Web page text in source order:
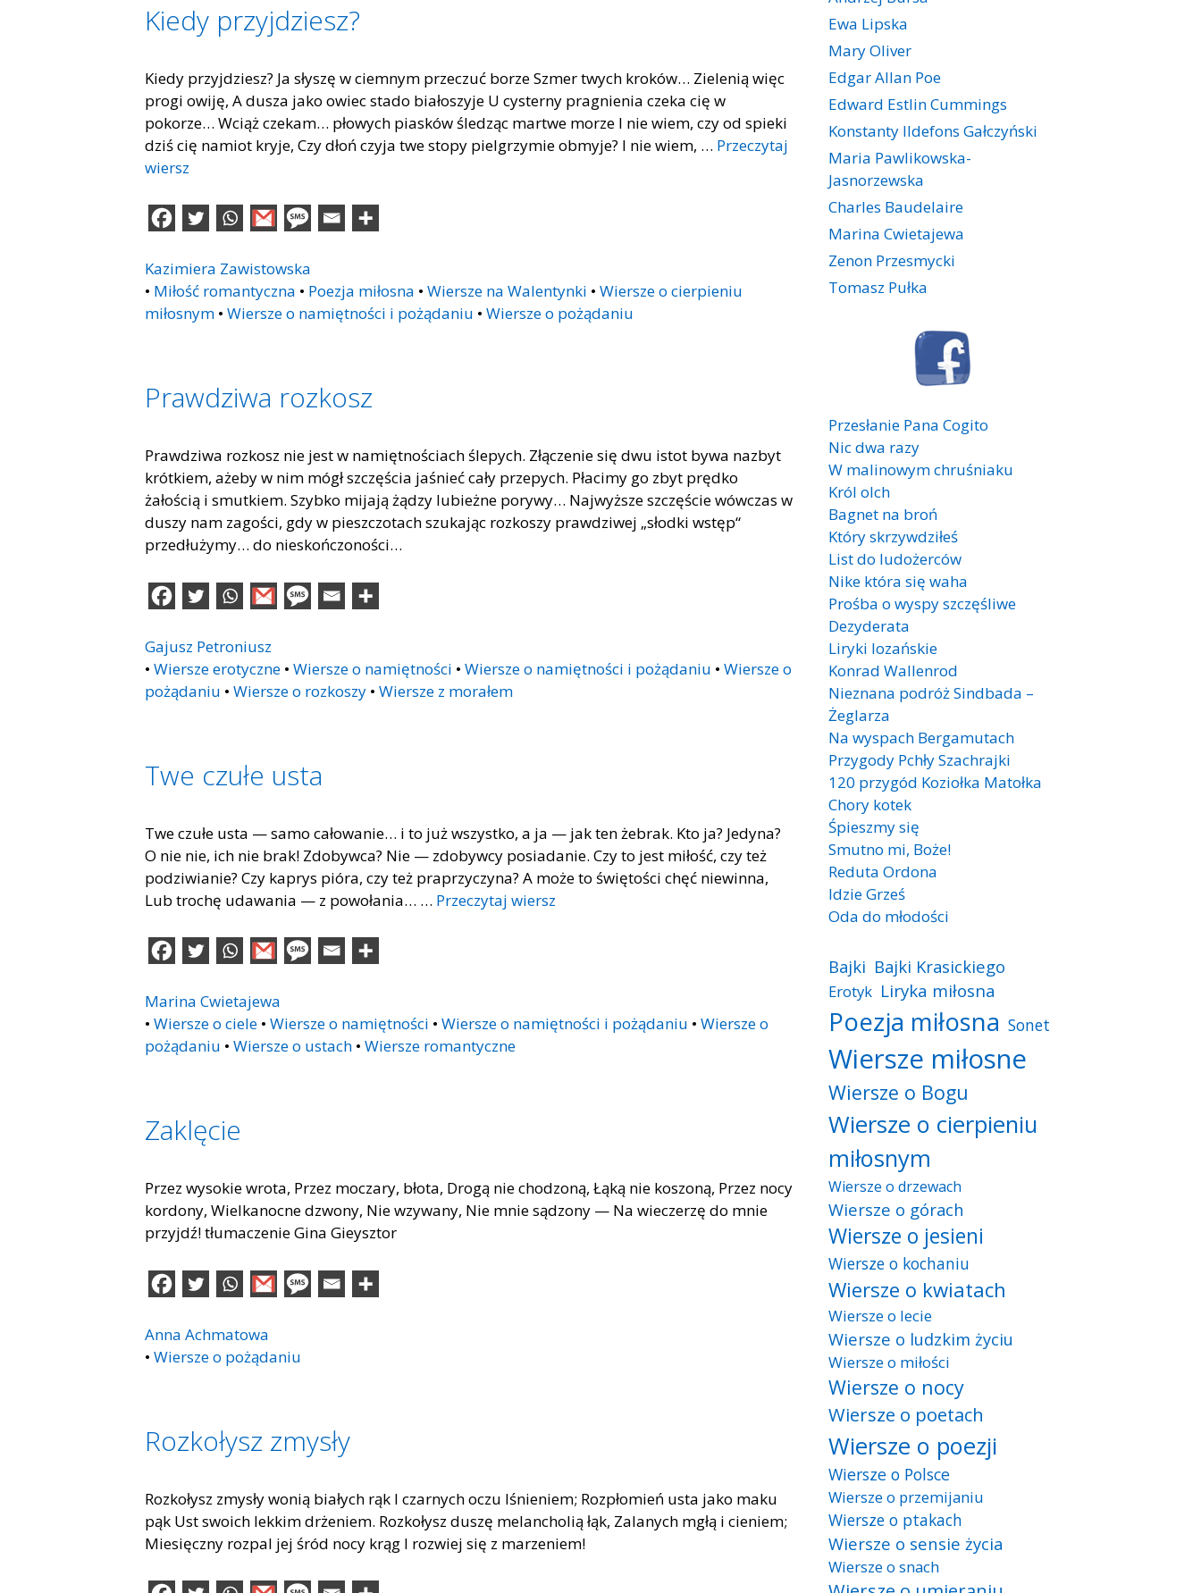
Kiedy przyjdziesz?
Kiedy przyjdziesz? Ja słyszę w ciemnym przeczuć borze Szmer twych kroków… Zielenią więc
progi owiję, A dusza jako owiec stado białoszyje U cysterny pragnienia czeka cię w
pokorze… Wciąż czekam… płowych piasków śledząc martwe morze I nie wiem, czy od spieki
dziś cię namiot kryje, Czy dłoń czyja twe stopy pielgrzymie obmyje? I nie wiem, … Przeczytaj
wiersz
Kazimiera Zawistowska
• Miłość romantyczna • Poezja miłosna • Wiersze na Walentynki • Wiersze o cierpieniu
miłosnym • Wiersze o namiętności i pożądaniu • Wiersze o pożądaniu
Prawdziwa rozkosz
Prawdziwa rozkosz nie jest w namiętnościach ślepych. Złączenie się dwu istot bywa nazbyt
krótkiem, ażeby w nim mógł szczęścia jaśnieć cały przepych. Płacimy go zbyt prędko
żałością i smutkiem. Szybko mijają żądzy lubieżne porywy… Najwyższe szczęście wówczas w
duszy nam zagości, gdy w pieszczotach szukając rozkoszy prawdziwej „słodki wstęp“
przedłużymy… do nieskończoności…
Gajusz Petroniusz
• Wiersze erotyczne • Wiersze o namiętności • Wiersze o namiętności i pożądaniu • Wiersze o
pożądaniu • Wiersze o rozkoszy • Wiersze z morałem
Twe czułe usta
Twe czułe usta — samo całowanie… i to już wszystko, a ja — jak ten żebrak. Kto ja? Jedyna?
O nie nie, ich nie brak! Zdobywca? Nie — zdobywcy posiadanie. Czy to jest miłość, czy też
podziwianie? Czy kaprys pióra, czy też praprzyczyna? A może to świętości chęć niewinna,
Lub trochę udawania — z powołania… … Przeczytaj wiersz
Marina Cwietajewa
• Wiersze o ciele • Wiersze o namiętności • Wiersze o namiętności i pożądaniu • Wiersze o
pożądaniu • Wiersze o ustach • Wiersze romantyczne
Zaklęcie
Przez wysokie wrota, Przez moczary, błota, Drogą nie chodzoną, Łąką nie koszoną, Przez nocy
kordony, Wielkanocne dzwony, Nie wzywany, Nie mnie sądzony — Na wieczerzę do mnie
przyjdź! tłumaczenie Gina Gieysztor
Anna Achmatowa
• Wiersze o pożądaniu
Rozkołysz zmysły
Rozkołysz zmysły wonią białych rąk I czarnych oczu lśnieniem; Rozpłomień usta jako maku
pąk Ust swoich lekkim drżeniem. Rozkołysz duszę melancholią łąk, Zalanych mgłą i cieniem;
Miesięczny rozpal jej śród nocy krąg I rozwiej się z marzeniem!
Ewa Lipska
Mary Oliver
Edgar Allan Poe
Edward Estlin Cummings
Konstanty Ildefons Gałczyński
Maria Pawlikowska-
Jasnorzewska
Charles Baudelaire
Marina Cwietajewa
Zenon Przesmycki
Tomasz Pułka
Przesłanie Pana Cogito
Nic dwa razy
W malinowym chruśniaku
Król olch
Bagnet na broń
Który skrzywdziłeś
List do ludożerców
Nike która się waha
Prośba o wyspy szczęśliwe
Dezyderata
Liryki lozańskie
Konrad Wallenrod
Nieznana podróż Sindbada –
Żeglarza
Na wyspach Bergamutach
Przygody Pchły Szachrajki
120 przygód Koziołka Matołka
Chory kotek
Śpieszmy się
Smutno mi, Boże!
Reduta Ordona
Idzie Grześ
Oda do młodości
Bajki Bajki Krasickiego
Erotyk Liryka miłosna
Poezja miłosna Sonet
Wiersze miłosne
Wiersze o Bogu
Wiersze o cierpieniu
miłosnym
Wiersze o drzewach
Wiersze o górach
Wiersze o jesieni
Wiersze o kochaniu
Wiersze o kwiatach
Wiersze o lecie
Wiersze o ludzkim życiu
Wiersze o miłości
Wiersze o nocy
Wiersze o poetach
Wiersze o poezji
Wiersze o Polsce
Wiersze o przemijaniu
Wiersze o ptakach
Wiersze o sensie życia
Wiersze o snach